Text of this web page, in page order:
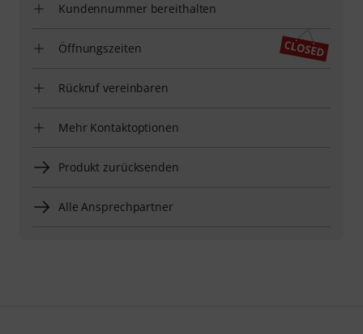
Kundennummer bereithalten
Öffnungszeiten
Rückruf vereinbaren
Mehr Kontaktoptionen
Produkt zurücksenden
Alle Ansprechpartner